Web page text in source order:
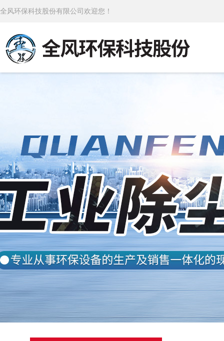
全风环保科技股份有限公司欢迎您！